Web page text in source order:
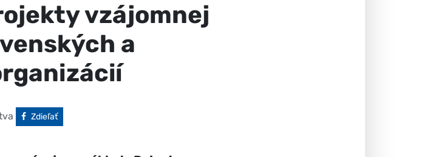
vzájomnej
a
Facebook
Zdieľať